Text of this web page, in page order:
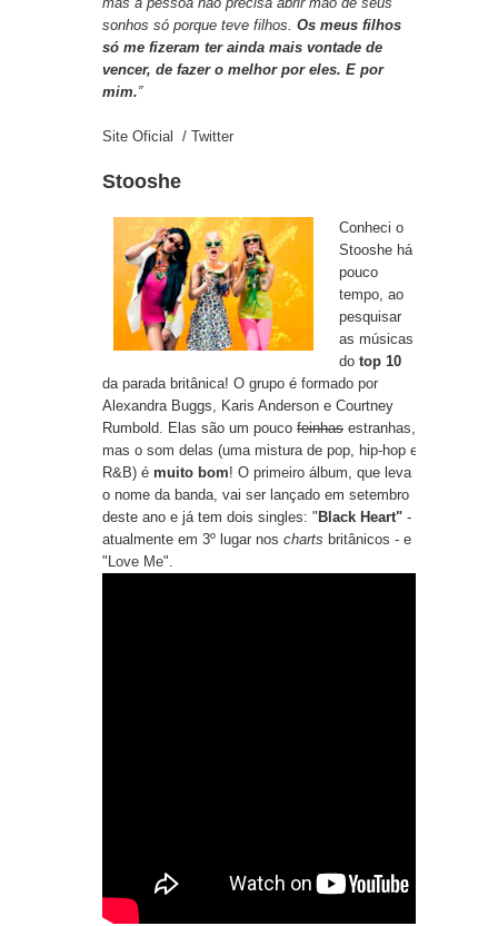
sonhos só porque teve filhos. Os meus filhos
só me fizeram ter ainda mais vontade de
vencer, de fazer o melhor por eles. E por
mim.”
Site Oficial / Twitter
Stooshe
Conheci o
Stooshe há
pouco
tempo, ao
pesquisar
as músicas
do top 10
da parada britânica! O grupo é formado por
Alexandra Buggs, Karis Anderson e Courtney
Rumbold. Elas são um pouco feinhas estranhas,
mas o som delas (uma mistura de pop, hip-hop e
R&B) é muito bom! O primeiro álbum, que leva
o nome da banda, vai ser lançado em setembro
deste ano e já tem dois singles: " Black Heart" -
atualmente em 3º lugar nos charts britânicos - e
" Love Me".